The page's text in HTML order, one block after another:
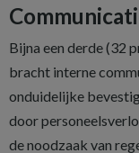
Bijna een derde (32
bracht interne
onduidelijke
door
de noodzaak van